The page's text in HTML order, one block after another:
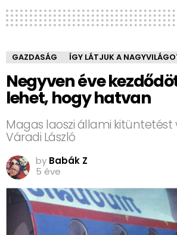
GAZDASÁG ÍGY LÁTJUK A
Negyven éve
lehet, hogy hatvan
Magas laoszi állami
Váradi László
by Babák Z
5 éve